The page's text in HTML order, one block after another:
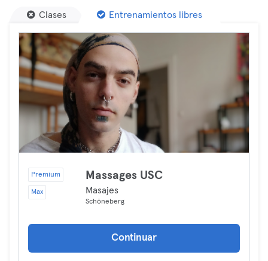
Clases Entrenamientos libres
Premium
Max
Massages USC
Masajes
Schöneberg
Continuar